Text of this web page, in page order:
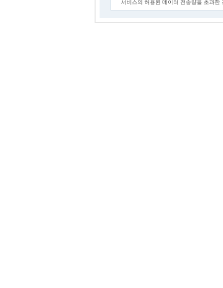
서비스의 허용된 데이터 전송량을 초과